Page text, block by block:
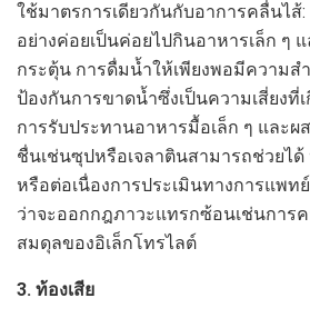
ใช้มาตรการเดียวกันกับอาการคลื่นไส้
อย่างค่อยเป็นค่อยไปกินอาหารเล็ก ๆ
กระตุ้น การดื่มน้ำให้เพียงพอมีความส
ป้องกันการขาดน้ำซึ่งเป็นความเสี่ยงที่
การรับประทานอาหารมื้อเล็ก ๆ และ
ชื่นเช่นซุปหรือเจลาตินสามารถช่วยได้
หรือต่อเนื่องการประเมินทางการแพท
ว่าจะออกกฎภาวะแทรกซ้อนเช่นการ
สมดุลของอิเล็กโทรไลต์
3. ท้องเสีย